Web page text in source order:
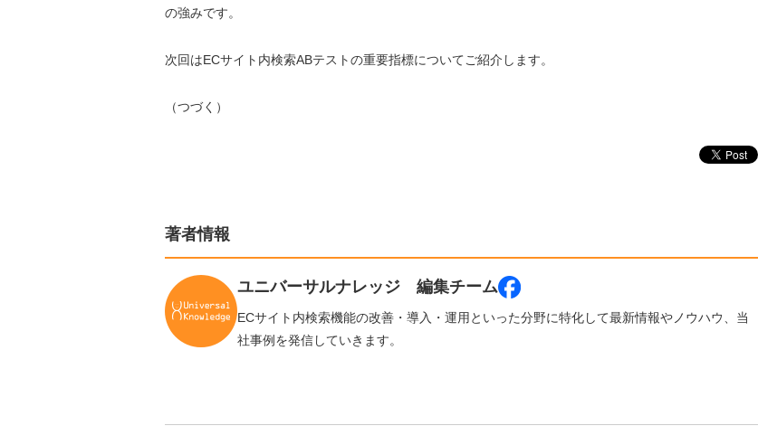
の強みです。
次回はECサイト内検索ABテストの重要指標についてご紹介します。
（つづく）
著者情報
ユニバーサルナレッジ 編集チーム
ECサイト内検索機能の改善・導入・運用といった分野に特化して最新情報やノウハウ、当
社事例を発信していきます。